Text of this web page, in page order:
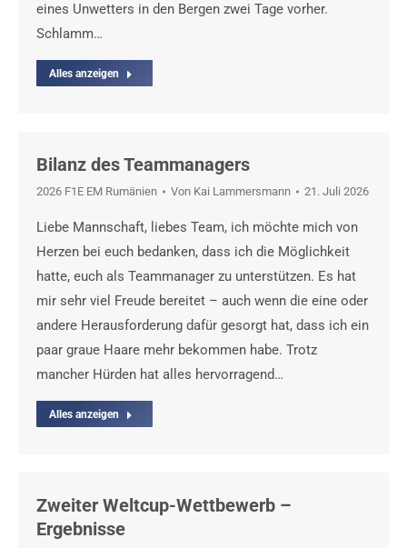
eines Unwetters in den Bergen zwei Tage vorher.
Schlamm…
Alles anzeigen
Bilanz des Teammanagers
2026 F1E EM Rumänien Von Kai Lammersmann 21. Juli 2026
Liebe Mannschaft, liebes Team, ich möchte mich von
Herzen bei euch bedanken, dass ich die Möglichkeit
hatte, euch als Teammanager zu unterstützen. Es hat
mir sehr viel Freude bereitet – auch wenn die eine oder
andere Herausforderung dafür gesorgt hat, dass ich ein
paar graue Haare mehr bekommen habe. Trotz
mancher Hürden hat alles hervorragend…
Alles anzeigen
Zweiter Weltcup-Wettbewerb –
Ergebnisse